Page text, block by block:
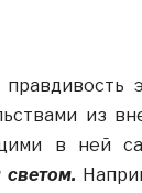
из
в ней
светом.